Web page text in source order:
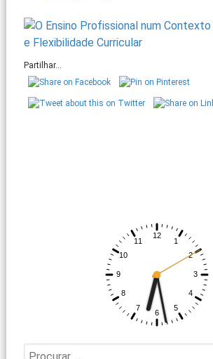
Partilhar...
Procurar: